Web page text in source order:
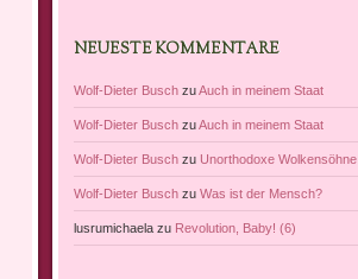
NEUESTE KOMMENTARE
Wolf-Dieter Busch zuAuch in meinem Staat
Wolf-Dieter Busch zuAuch in meinem Staat
Wolf-Dieter Busch zu Unorthodoxe Wolkensöhne
Wolf-Dieter Busch zuWas ist der Mensch?
lusrumichaela zu Revolution, Baby! (6)